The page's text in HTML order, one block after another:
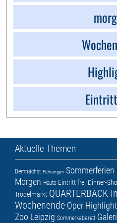
Aktuelle Themen
Demnächst Führungen Sommerferien
Morgen Heute Eintritt frei Dinner-
Trödelmarkt QUARTERBACK
Wochenende Oper
Zoo Leipzig Sommerkabarett